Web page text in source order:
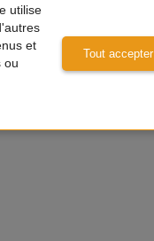
en bois), et surtout,
utilise
et
ou
Tout accepter